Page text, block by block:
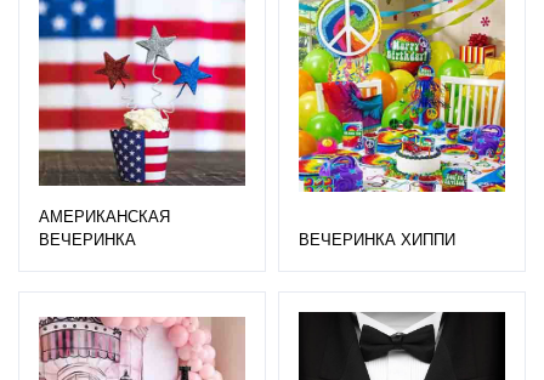
АМЕРИКАНСКАЯ
ВЕЧЕРИНКА
ВЕЧЕРИНКА ХИППИ